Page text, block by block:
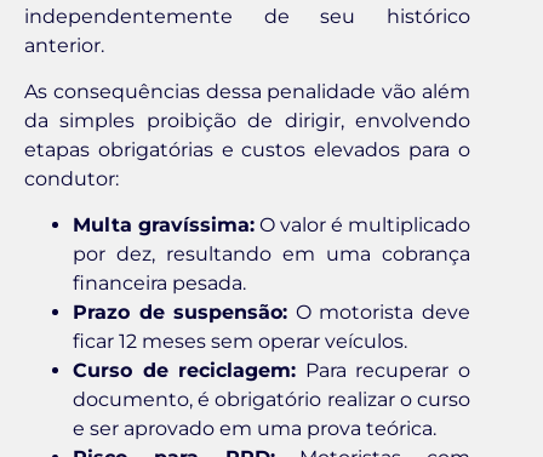
independentemente de seu histórico
anterior.
As consequências dessa penalidade vão além
da simples proibição de dirigir, envolvendo
etapas obrigatórias e custos elevados para o
condutor:
Multa gravíssima: O valor é multiplicado
por dez, resultando em uma cobrança
financeira pesada.
Prazo de suspensão: O motorista deve
ficar 12 meses sem operar veículos.
Curso de reciclagem: Para recuperar o
documento, é obrigatório realizar o curso
e ser aprovado em uma prova teórica.